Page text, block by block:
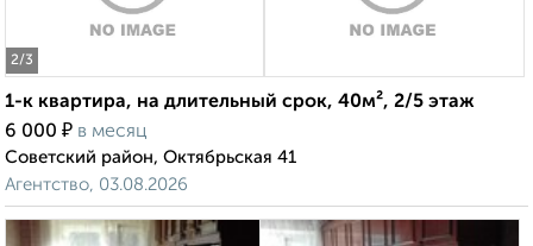
2/3
1-к квартира, на длительный срок, 40м², 2/5 этаж
6 000 ₽ в месяц
Советский район, Октябрьская 41
Агентство, 03.08.2026